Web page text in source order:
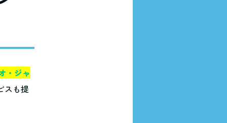
・ジャ
スも提